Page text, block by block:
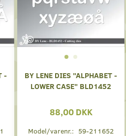
-
BY LENE DIES "ALPHABET -
LOWER CASE" BLD1452
88,00 DKK
Model/varenr.: 59-211652